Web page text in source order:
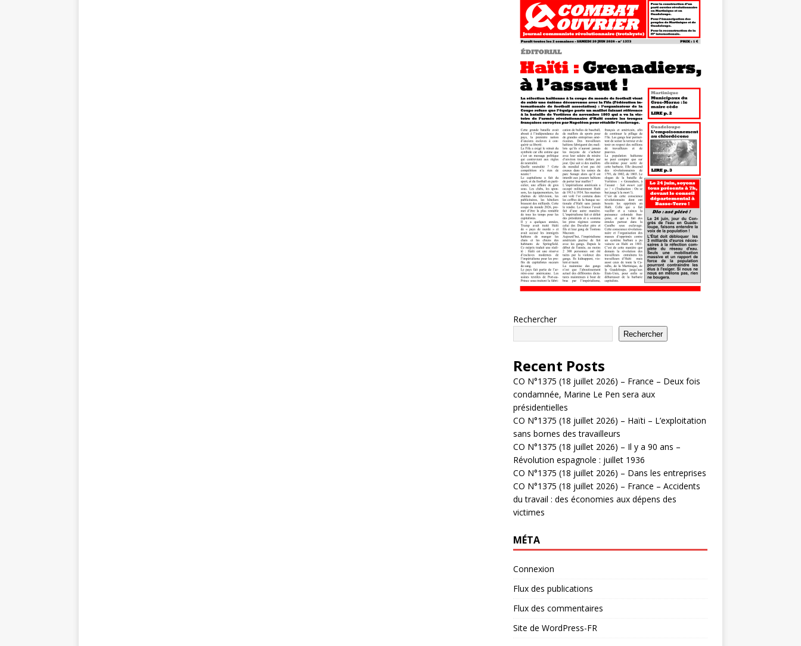
Rechercher
Rechercher
Recent Posts
CO N°1375 (18 juillet 2026) – France – Deux fois
condamnée, Marine Le Pen sera aux
présidentielles
CO N°1375 (18 juillet 2026) – Haïti – L’exploitation
sans bornes des travailleurs
CO N°1375 (18 juillet 2026) – Il y a 90 ans –
Révolution espagnole : juillet 1936
CO N°1375 (18 juillet 2026) – Dans les entreprises
CO N°1375 (18 juillet 2026) – France – Accidents
du travail : des économies aux dépens des
victimes
MÉTA
Connexion
Flux des publications
Flux des commentaires
Site de WordPress-FR